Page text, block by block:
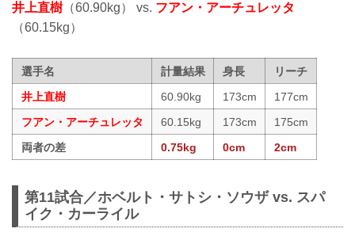
井上直樹 （60.90kg） vs. フアン・アーチュレッタ
（60.15kg）
選手名 計量結果 身長
リーチ
井上直樹
60.90kg 173cm
177cm
フアン・アーチュレッタ
60.15kg 173cm
175cm
両者の差
0.75kg 0cm 2cm
第11試合／ホベルト・サトシ・ソウザ vs. スパ
イク・カーライル